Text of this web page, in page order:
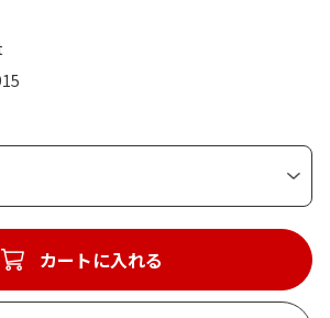
カートに入れる